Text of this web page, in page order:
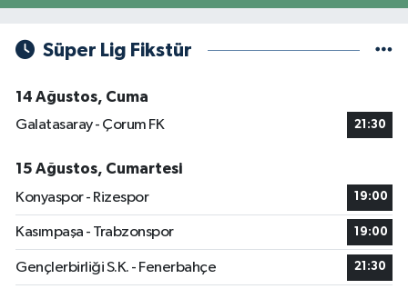
Süper Lig Fikstür
14 Ağustos, Cuma
Galatasaray - Çorum FK
21:30
15 Ağustos, Cumartesi
Konyaspor - Rizespor
19:00
Kasımpaşa - Trabzonspor 19:00
Gençlerbirliği S.K. - Fenerbahçe 21:30